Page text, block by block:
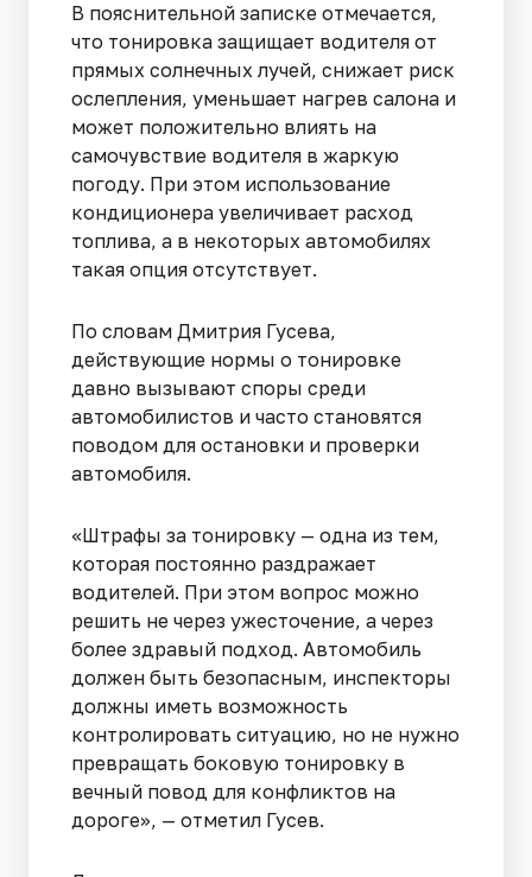
В пояснительной записке отмечается,
что тонировка защищает водителя от
прямых солнечных лучей, снижает риск
ослепления, уменьшает нагрев салона и
может положительно влиять на
самочувствие водителя в жаркую
погоду. При этом использование
кондиционера увеличивает расход
топлива, а в некоторых автомобилях
такая опция отсутствует.
По словам Дмитрия Гусева,
действующие нормы о тонировке
давно вызывают споры среди
автомобилистов и часто становятся
поводом для остановки и проверки
автомобиля.
«Штрафы за тонировку — одна из тем,
которая постоянно раздражает
водителей. При этом вопрос можно
решить не через ужесточение, а через
более здравый подход. Автомобиль
должен быть безопасным, инспекторы
должны иметь возможность
контролировать ситуацию, но не нужно
превращать боковую тонировку в
вечный повод для конфликтов на
дороге», — отметил Гусев.